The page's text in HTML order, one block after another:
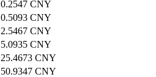
0.2547 CNY
0.5093 CNY
2.5467 CNY
5.0935 CNY
25.4673 CNY
50.9347 CNY